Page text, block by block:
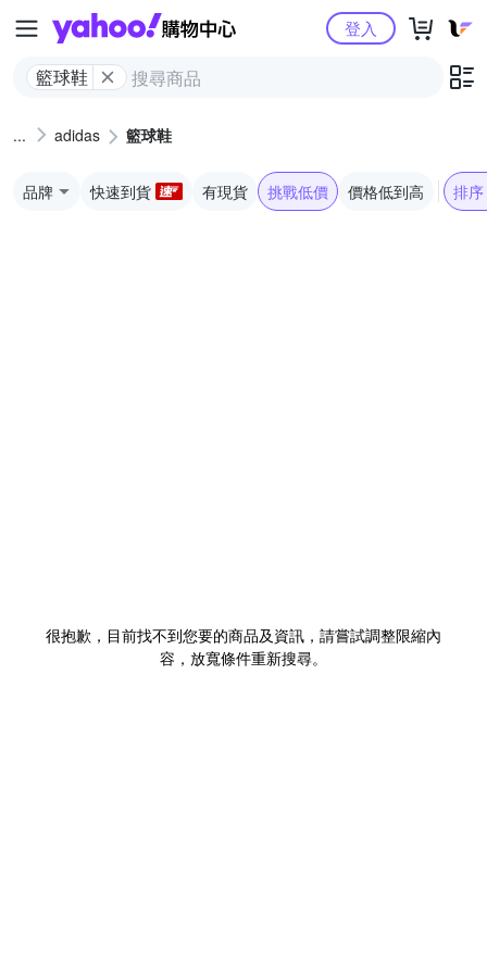
Yahoo購物中心
籃球鞋
登入
adidas 籃球鞋
品牌 快速到貨 有現貨 挑戰低價 價格低到高 排序
很抱歉，目前找不到您要的商品及資訊，請嘗試調整限縮內
容，放寬條件重新搜尋。